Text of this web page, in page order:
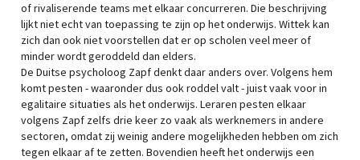
of rivaliserende teams met elkaar concurreren. Die beschrijving
lijkt niet echt van toepassing te zijn op het onderwijs. Wittek kan
zich dan ook niet voorstellen dat er op scholen veel meer of
minder wordt geroddeld dan elders.
De Duitse psycholoog Zapf denkt daar anders over. Volgens hem
komt pesten - waaronder dus ook roddel valt - juist vaak voor in
egalitaire situaties als het onderwijs. Leraren pesten elkaar
volgens Zapf zelfs drie keer zo vaak als werknemers in andere
sectoren, omdat zij weinig andere mogelijkheden hebben om zich
tegen elkaar af te zetten. Bovendien heeft het onderwijs een